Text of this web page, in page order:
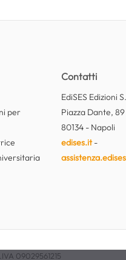
per
Contatti
EdiSES Edizioni
Piazza Dante, 89
80134 - Napoli
edises.it-
09029561215